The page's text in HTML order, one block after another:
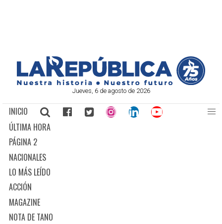
Jueves, 6 de agosto de 2026
INICIO
ÚLTIMA HORA
PÁGINA 2
NACIONALES
LO MÁS LEÍDO
ACCIÓN
MAGAZINE
NOTA DE TANO